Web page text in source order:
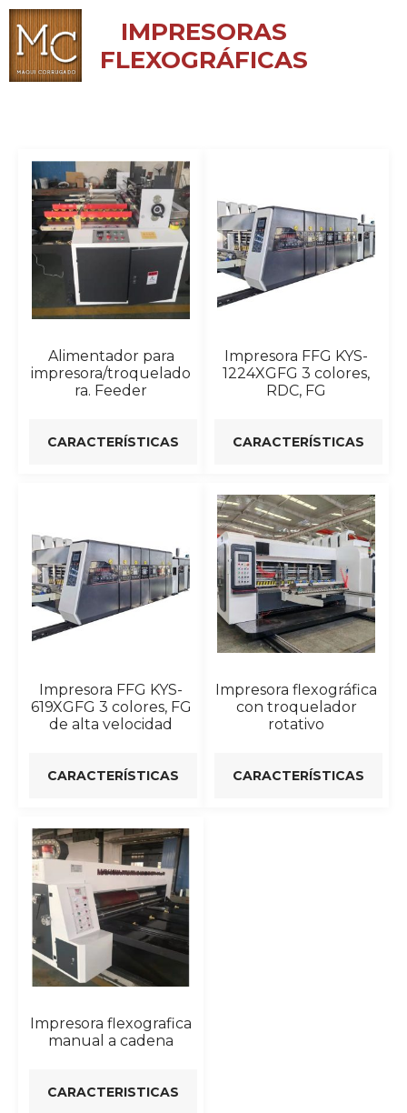
IMPRESORAS
FLEXOGRÁFICAS
Alimentador para
impresora/troquelado
ra. Feeder
CARACTERÍSTICAS
Impresora FFG KYS-
1224XGFG 3 colores,
RDC, FG
CARACTERÍSTICAS
Impresora FFG KYS-
619XGFG 3 colores, FG
de alta velocidad
CARACTERÍSTICAS
Impresora flexográfica
con troquelador
rotativo
CARACTERÍSTICAS
Impresora flexografica
manual a cadena
CARACTERISTICAS